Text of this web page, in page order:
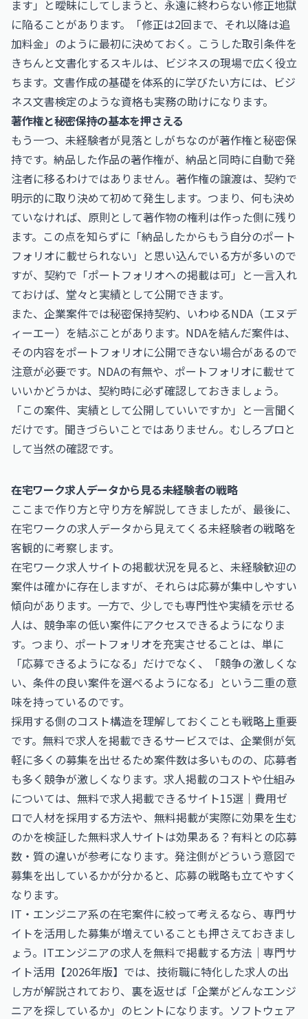
ます」と曖昧にしてしまうと、永遠に終わらない修正地獄
に陥ることがあります。「修正は2回まで、それ以降は追
加料金」のように最初に決めておく。こうした取引条件を
きちんと文書化するスキルは、ビジネスの現場で広く役立
ちます。文書作成の基礎を体系的に学びたい方には、 ビジ
ネス文書検定のような資格も実務の助けになります。
著作権と秘密保持の基本を押さえる
もう一つ、未経験者が見落としがちなのが著作権と秘密保
持です。納品した作品の著作権が、納品と同時に自動で発
注者に移るわけではありません。著作権の譲渡は、契約で
明示的に取り決めて初めて発生します。つまり、何も決め
ていなければ、原則として著作物の権利は作った側に残り
ます。この点を知らずに「納品したからもう自分のポート
フォリオに載せられない」と思い込んでいる方が多いので
すが、契約で「ポートフォリオへの掲載は可」と一言入れ
ておけば、堂々と実績として公開できます。
また、企業案件では秘密保持契約、いわゆるNDA（エヌデ
ィーエー）を結ぶことがあります。NDAを結んだ案件は、
その内容をポートフォリオに公開できない場合があるので
注意が必要です。NDAの有無や、ポートフォリオに載せて
いいかどうかは、契約時に必ず確認しておきましょう。
「この案件、実績として公開していいですか」と一言聞く
だけです。聞きづらいことではありません。むしろプロと
して当然の確認です。
在宅ワーク求人データから見る未経験者の戦略
ここまで作り方と守り方を解説してきましたが、最後に、
在宅ワークの求人データから見えてくる未経験者の戦略を
客観的に考察します。
在宅ワーク求人サイトの掲載状況を見ると、未経験歓迎の
案件は確かに存在しますが、それらは応募が集中しやすい
傾向があります。一方で、少しでも専門性や実績を示せる
人は、競争率の低い案件にアクセスできるようになりま
す。つまり、ポートフォリオを充実させることは、単に
「応募できるようになる」だけでなく、「競争の激しくな
い、条件の良い案件を選べるようになる」という二重の意
味を持っているのです。
採用する側のコスト構造を理解しておくことも戦略上重要
です。無料で求人を掲載できるサービスでは、企業側が気
軽に多くの募集を出せるため案件数は多いものの、応募者
も多く競争が激しくなります。求人掲載のコストや仕組み
については、 無料で求人掲載できるサイト15選｜費用ゼ
ロで人材を採用する方法や、無料掲載が実際に効果を生む
のかを検証した無料求人サイトは効果ある？有料との応募
数・質の違いが参考になります。発注側がどういう意図で
募集を出しているかが分かると、応募の戦略も立てやすく
なります。
IT・エンジニア系の在宅案件に絞って考えるなら、専門サ
イトを活用した募集が増えていることも押さえておきまし
ょう。 ITエンジニアの求人を無料で掲載する方法｜専門サ
イト活用【2026年版】 では、技術職に特化した求人の出
し方が解説されており、裏を返せば「企業がどんなエンジ
ニアを探しているか」のヒントになります。ソフトウェア